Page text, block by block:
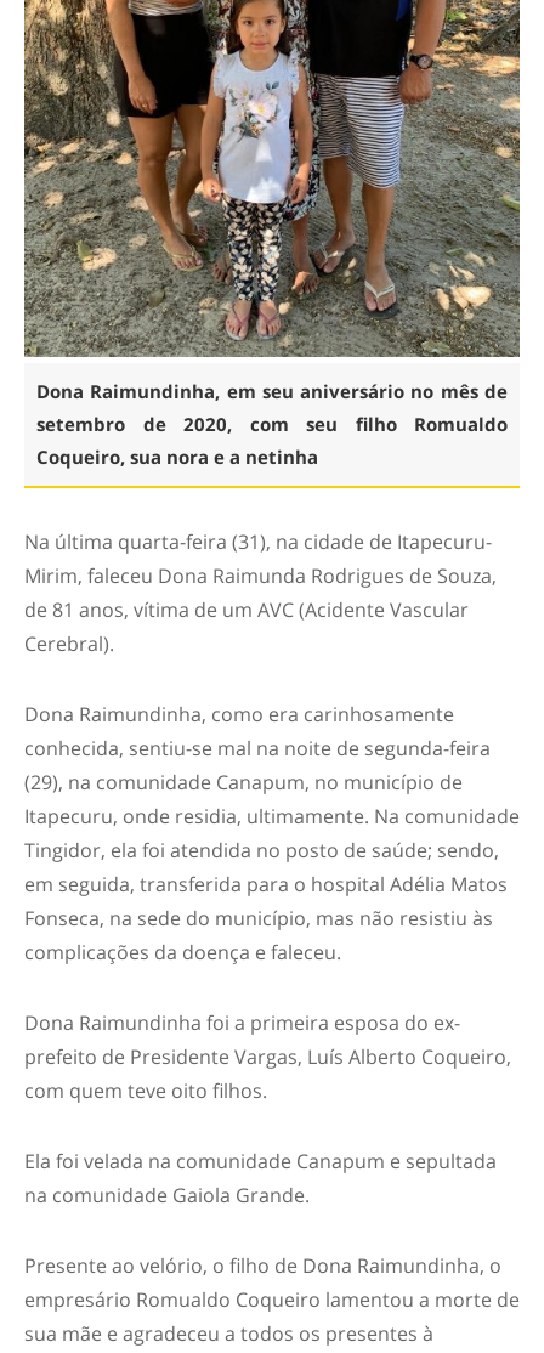
Dona Raimundinha, em seu aniversário no mês de
setembro de 2020, com seu filho Romualdo
Coqueiro, sua nora e a netinha
Na última quarta-feira (31), na cidade de Itapecuru-
Mirim, faleceu Dona Raimunda Rodrigues de Souza,
de 81 anos, vítima de um AVC (Acidente Vascular
Cerebral).
Dona Raimundinha, como era carinhosamente
conhecida, sentiu-se mal na noite de segunda-feira
(29), na comunidade Canapum, no município de
Itapecuru, onde residia, ultimamente. Na comunidade
Tingidor, ela foi atendida no posto de saúde; sendo,
em seguida, transferida para o hospital Adélia Matos
Fonseca, na sede do município, mas não resistiu às
complicações da doença e faleceu.
Dona Raimundinha foi a primeira esposa do ex-
prefeito de Presidente Vargas, Luís Alberto Coqueiro,
com quem teve oito filhos.
Ela foi velada na comunidade Canapum e sepultada
na comunidade Gaiola Grande.
Presente ao velório, o filho de Dona Raimundinha, o
empresário Romualdo Coqueiro lamentou a morte de
sua mãe e agradeceu a todos os presentes à